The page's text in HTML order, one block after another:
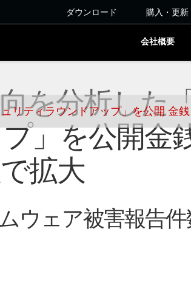
ダウンロード 購入・更新
会社概要
リティラウンドアップ」を公開 金
を分析した
」を公開金
拡大
ウェア被害報告